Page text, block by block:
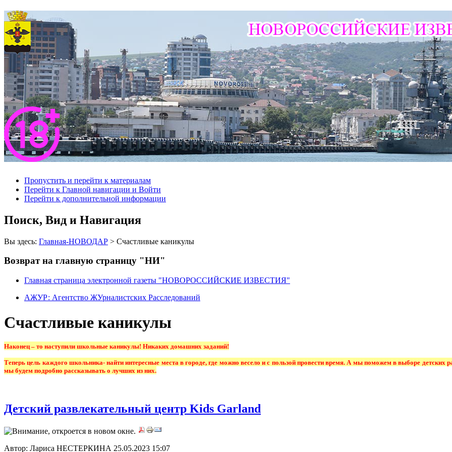
Пропустить и перейти к материалам
Перейти к Главной навигации и Войти
Перейти к дополнительной информации
Поиск, Вид и Навигация
Вы здесь: Главная-НОВОДАР > Счастливые каникулы
Возврат на главную страницу "НИ"
Главная страница электронной газеты "НОВОРОССИЙСКИЕ ИЗВЕСТИЯ"
АЖУР: Агентство ЖУрналистских Расследований
Счастливые каникулы
Наконец – то наступили школьные каникулы! Никаких домашних заданий!
Теперь цель каждого школьника- найти интересные места в городе, где можно весело и с пользой провести время. А мы поможем в выборе
мы будем подробно рассказывать о лучших из них.
Детский развлекательный центр Kids Garland
Автор: Лариса НЕСТЕРКИНА 25.05.2023 15:07